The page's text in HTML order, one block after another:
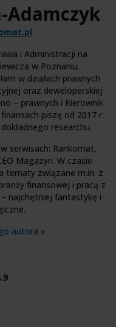
Adamczyk
i Administracji na
w Poznaniu.
w działach prawnych
oraz deweloperskiej
– prawnych i Kierownik
piszę od 2017 r.
researchu.
serwisach: Rankomat,
Magazyn. W czasie
tematy związane m.in. z
finansowej i pracą z
najchętniej fantastykę i
autora »